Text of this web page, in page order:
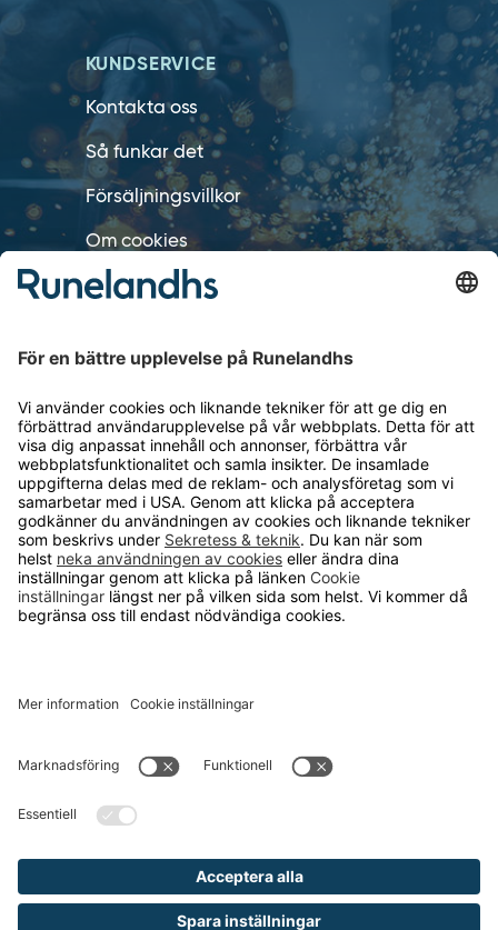
KUNDSERVICE
Kontakta oss
Så funkar det
Försäljningsvillkor
Om cookies
Personuppgiftshantering
OM RUNELANDHS
Om Runelandhs
Köpvillkor
Därför ska du välja oss
Lediga jobb
Kvalitets- och miljöpolicy
TELEFON
order@runelandhs.se